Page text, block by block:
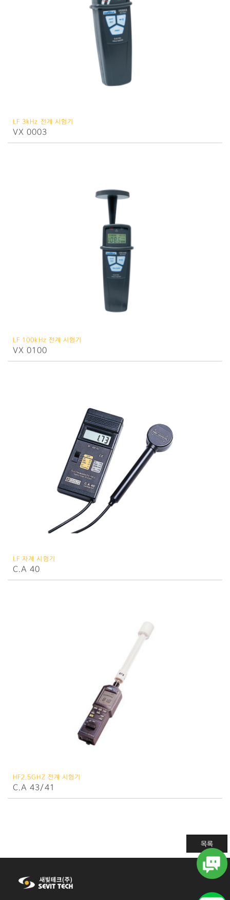
LF 3kHz 전계 시험기
VX 0003
LF 100kHz 전계 시험기
VX 0100
LF 자계 시험기
C.A 40
HF2.5GHZ 전계 시험기
C.A 43/41
목록